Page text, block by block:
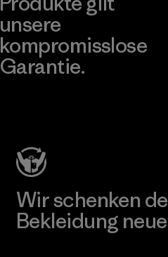
unsere
kompromisslose
Garantie.
Wir schenken
Bekleidung